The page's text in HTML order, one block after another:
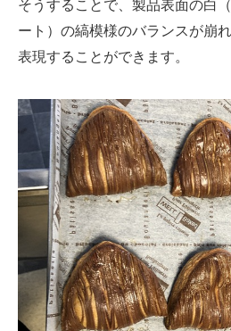
そうすることで、製品表面の白
ート）の縞模様のバランスが崩
表現することができます。